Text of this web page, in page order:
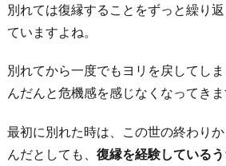
ら
れ
な
い
傷
つ
別れては復縁することをずっと繰り
ていますよね。
別れてから一度でもヨリを戻してし
んだんと危機感を感じなくなってきま
最初に別れた時は、この世の終わり
んだとしても、 復縁を経験している